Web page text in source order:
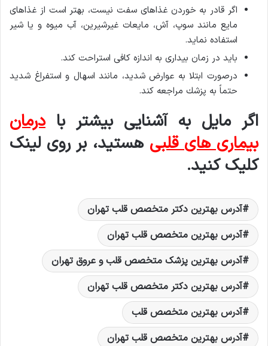
اگر قادر به خوردن غذاهای سفت نیست، بهتر است از غذاهای
مایع مانند سوپ، آش، مایعات غیرشیرین، آب میوه و یا شیر
استفاده نماید.
باید در زمان بیداری به اندازه كافی استراحت كند.
درصورت ابتلا به عوارض شدید، مانند اسهال و استفراغ شدید
حتماً به پزشك مراجعه كند.
اگر مایل به آشنایی بیشتر بادرمان
بیماری های قلبی هستید، بر روی لینک
کلیک کنید.
آدرس بهترين دکتر متخصص قلب تهران
آدرس بهترين متخصص قلب تهران
آدرس بهترین پزشک متخصص قلب و عروق تهران
آدرس بهترین دکتر متخصص قلب تهران
آدرس بهترین متخصص قلب
آدرس بهترین متخصص قلب تهران